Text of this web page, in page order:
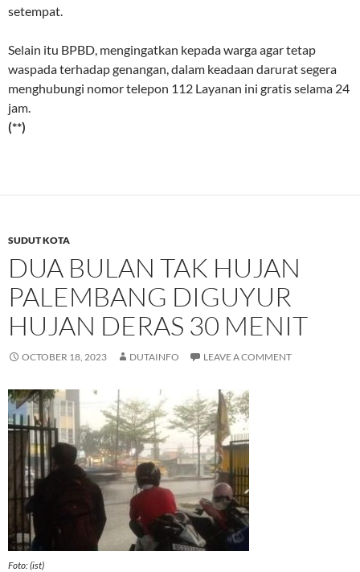
setempat.
Selain itu BPBD, mengingatkan kepada warga agar tetap
waspada terhadap genangan, dalam keadaan darurat segera
menghubungi nomor telepon 112 Layanan ini gratis selama 24
jam.
(**)
SUDUT KOTA
DUA BULAN TAK HUJAN
PALEMBANG DIGUYUR
HUJAN DERAS 30 MENIT
OCTOBER 18, 2023 DUTAINFO LEAVE A COMMENT
Foto: (ist)